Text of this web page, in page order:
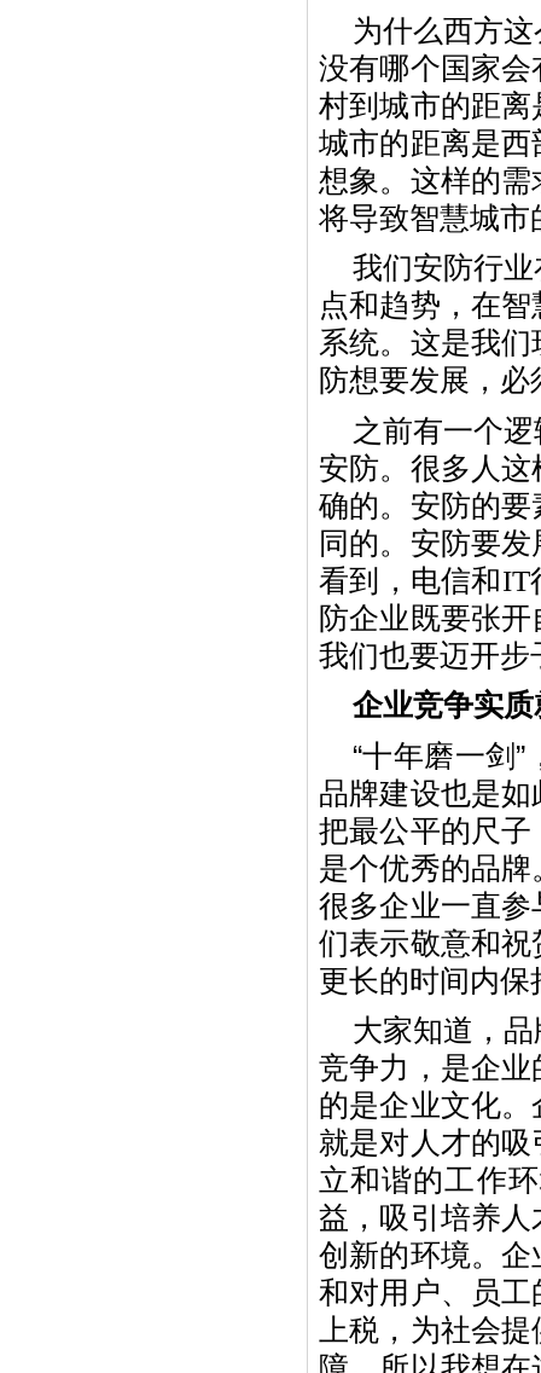
为什么西方
没有哪个国家
村到城市的距
城市的距离是
想象。这样的
将导致智慧城市
我们安防行
点和趋势，在
系统。这是我
防想要发展，
之前有一个
安防。很多人
确的。安防的
同的。安防要
看到，电信和IT
防企业既要张
我们也要迈开
企业竞争实
“十年磨一剑
品牌建设也是
把最公平的尺
是个优秀的品
很多企业一直
们表示敬意和
更长的时间内
大家知道，
竞争力，是企
的是企业文化
就是对人才的
立和谐的工作
益，吸引培养
创新的环境。
和对用户、员
上税，为社会